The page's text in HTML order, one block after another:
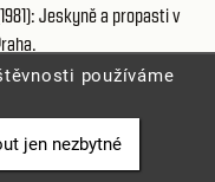
(1981): Jeskyně a propasti v
- Academia, 372 s., Praha.
a slovenská krajina v
používáme
jen nezbytné